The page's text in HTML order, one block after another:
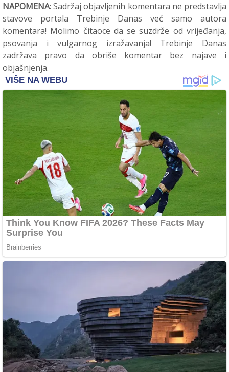
NAPOMENA: Sadržaj objavljenih komentara ne predstavlja
stavove portala Trebinje Danas već samo autora
komentara! Molimo čitaoce da se suzdrže od vrijeđanja,
psovanja i vulgarnog izražavanja! Trebinje Danas
zadržava pravo da obriše komentar bez najave i
objašnjenja.